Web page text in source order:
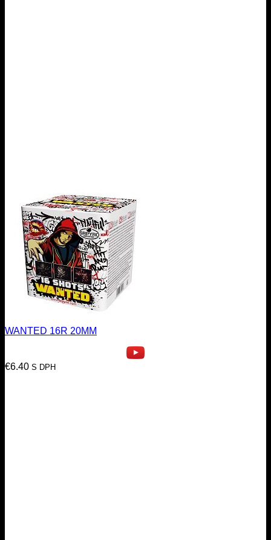
WANTED 16R 20MM
€6.40 S DPH